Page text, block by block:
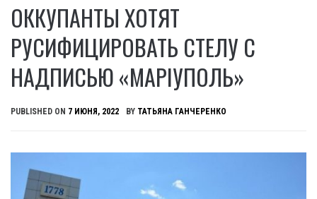
ОККУПАНТЫ ХОТЯТ
РУСИФИЦИРОВАТЬ СТЕЛУ С
НАДПИСЬЮ «МАРІУПОЛЬ»
PUBLISHED ON 7 ИЮНЯ, 2022 BY ТАТЬЯНА ГАНЧЕРЕНКО